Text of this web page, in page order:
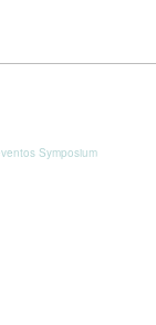
Symposium